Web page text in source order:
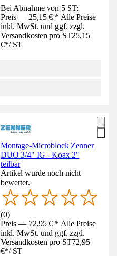
Bei Abnahme von 5 ST:
Preis — 25,15 € * Alle Preise
inkl. MwSt. und ggf. zzgl.
Versandkosten pro ST25,15
€*/ ST
Montage-Microblock Zenner
DUO 3/4" IG - Koax 2"
teilbar
Artikel wurde noch nicht
bewertet.
(0)
Preis — 72,95 € * Alle Preise
inkl. MwSt. und ggf. zzgl.
Versandkosten pro ST72,95
€*/ ST